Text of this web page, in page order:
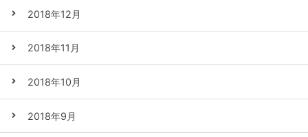
2018年12月
2018年11月
2018年10月
2018年9月